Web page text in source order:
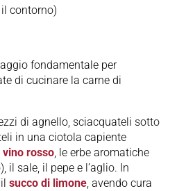
contorno)
fondamentale per
di cucinare la carne di
di agnello, sciacquateli sotto
in una ciotola capiente
vino rosso, le erbe aromatiche
il sale, il pepe e l’aglio. In
ilsucco di limone, avendo cura